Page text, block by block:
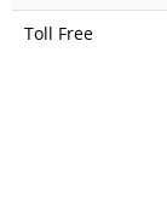
Toll Free